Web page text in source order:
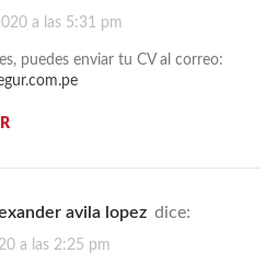
a las 5:31 pm
puedes enviar tu CV al correo:
avila lopez dice:
a las 2:25 pm